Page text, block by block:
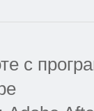
с